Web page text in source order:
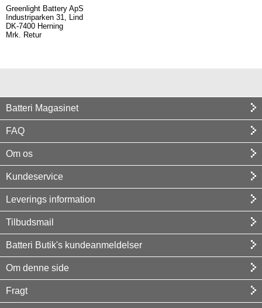
Greenlight Battery ApS
Industriparken 31, Lind
DK-7400 Herning
Mrk. Retur
Batteri Magasinet
FAQ
Om os
Kundeservice
Leverings information
Tilbudsmail
Batteri Butik's kundeanmeldelser
Om denne side
Fragt